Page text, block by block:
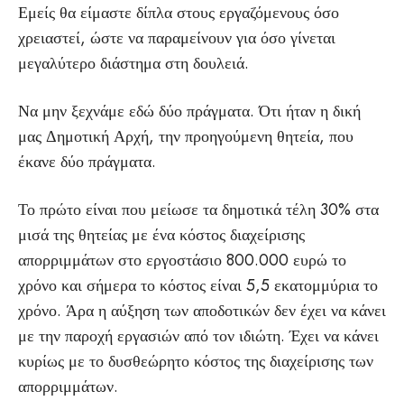
Εμείς θα είμαστε δίπλα στους εργαζόμενους όσο
χρειαστεί, ώστε να παραμείνουν για όσο γίνεται
μεγαλύτερο διάστημα στη δουλειά.
Να μην ξεχνάμε εδώ δύο πράγματα. Ότι ήταν η δική
μας Δημοτική Αρχή, την προηγούμενη θητεία, που
έκανε δύο πράγματα.
Το πρώτο είναι που μείωσε τα δημοτικά τέλη 30% στα
μισά της θητείας με ένα κόστος διαχείρισης
απορριμμάτων στο εργοστάσιο 800.000 ευρώ το
χρόνο και σήμερα το κόστος είναι 5,5 εκατομμύρια το
χρόνο. Άρα η αύξηση των αποδοτικών δεν έχει να κάνει
με την παροχή εργασιών από τον ιδιώτη. Έχει να κάνει
κυρίως με το δυσθεώρητο κόστος της διαχείρισης των
απορριμμάτων.